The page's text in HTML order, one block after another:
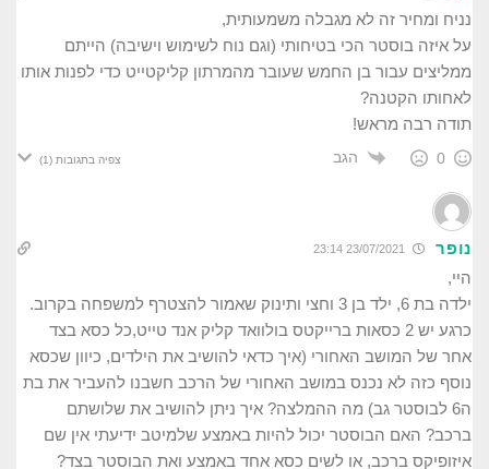
נניח ומחיר זה לא מגבלה משמעותית,
על איזה בוסטר הכי בטיחותי (וגם נוח לשימוש וישיבה) הייתם
ממליצים עבור בן החמש שעובר מהמרתון קליקטייט כדי לפנות אותו
לאחותו הקטנה?
תודה רבה מראש!
0 הגב צפיה בתגובות (1)
נופר
היי,
ילדה בת 6, ילד בן 3 וחצי ותינוק שאמור להצטרף למשפחה בקרוב.
כרגע יש 2 כסאות ברייקטס בולוואד קליק אנד טייט,כל כסא בצד
אחר של המושב האחורי (איך כדאי להושיב את הילדים, כיוון שכסא
נוסף כזה לא נכנס במושב האחורי של הרכב חשבנו להעביר את בת
ה6 לבוסטר גב) מה ההמלצה? איך ניתן להושיב את שלושתם
ברכב? האם הבוסטר יכול להיות באמצע שלמיטב ידיעתי אין שם
איזופיקס ברכב, או לשים כסא אחד באמצע ואת הבוסטר בצד?